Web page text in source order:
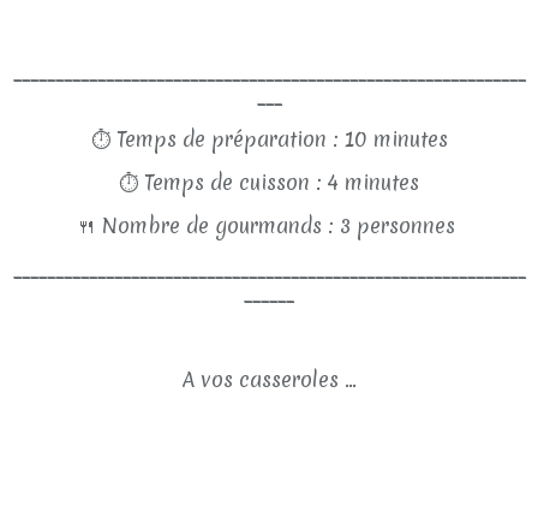
⏱Temps de préparation : 10 minutes
⏱ Temps de cuisson : 4 minutes
🍴 Nombre de gourmands : 3 personnes
A vos casseroles ...